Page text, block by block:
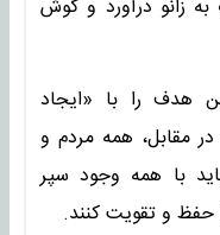
زانو درآورد و گوش
هدف را با «ایجاد
مقابل، همه مردم و
با همه وجود سپر
حفظ و تقویت کنند.